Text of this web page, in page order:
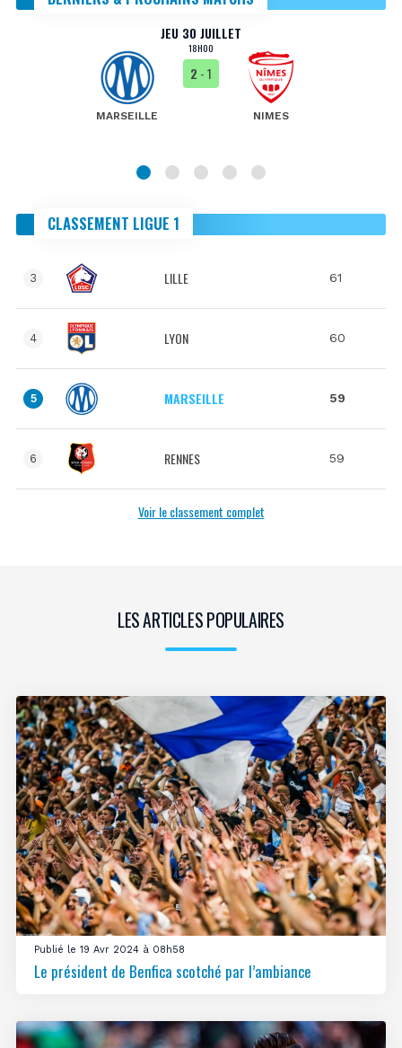
JEU 30 JUILLET
18H00
MARSEILLE
2 - 1
NIMES
CLASSEMENT LIGUE 1
3 LILLE 61
4 LYON 60
5 MARSEILLE 59
6 RENNES 59
Voir le classement complet
LES ARTICLES POPULAIRES
Publié le 19 Avr 2024 à 08h58
Le président de Benfica scotché par l’ambiance